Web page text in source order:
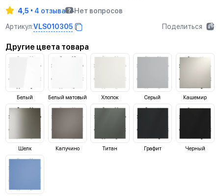
4,5 4 отзыва
Нет вопросов
Артикул:VLS010305 Поделиться
Другие цвета товара
Белый Белый матовый Хлопок Серый Кашемир
Шелк Капучино Титан Графит Черный